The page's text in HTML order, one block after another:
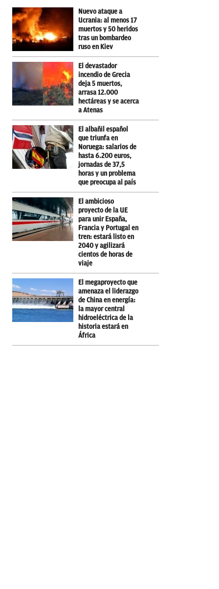
Nuevo ataque a
Ucrania: al menos 17
muertos y 50 heridos
tras un bombardeo
ruso en Kiev
El devastador
incendio de Grecia
deja 5 muertos,
arrasa 12.000
hectáreas y se acerca
a Atenas
El albañil español
que triunfa en
Noruega: salarios de
hasta 6.200 euros,
jornadas de 37,5
horas y un problema
que preocupa al país
El ambicioso
proyecto de la UE
para unir España,
Francia y Portugal en
tren: estará listo en
2040 y agilizará
cientos de horas de
viaje
El megaproyecto que
amenaza el liderazgo
de China en energía:
la mayor central
hidroeléctrica de la
historia estará en
África